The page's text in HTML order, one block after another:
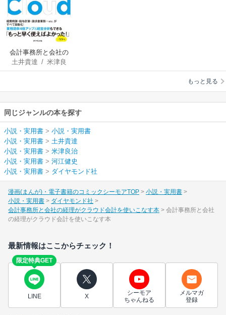
会計事務所と会社の
経理がクラウド会計
を使いこなす本
土井貴達 /米津良
治/河江健史
もっと見る
同じジャンルの本を探す
小説・実用書 > 小説・実用書
小説・実用書 > 土井貴達
小説・実用書 > 米津良治
小説・実用書 > 河江健史
小説・実用書 > ダイヤモンド社
漫画(まんが)・電子書籍のコミックシーモアTOP
小説・実用書
小説・実用書
ダイヤモンド社
会計事務所と会社の経理がクラウド会計を使いこなす本
会計事務所と会社
の経理がクラウド会計を使いこなす本
最新情報はここからチェック！
限定特典GET
LINE X
シーモア
ちゃんねる
メルマガ
登録